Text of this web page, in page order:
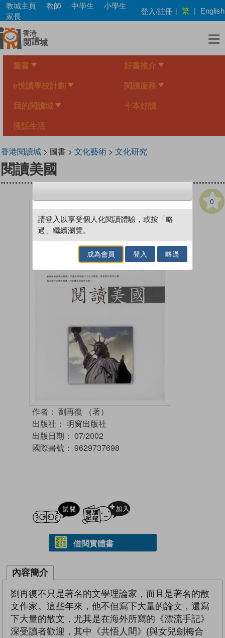
Skip
main
content
教城主頁 教師 中學生
小學生
家長
登入/註冊 | 繁 | English
圖書 好書推介
e悅讀學校計劃 閱讀服務
我的閱讀城 十本好讀
漫話生活
香港閱讀城> 圖書 > 文化藝術> 文化研究
閱讀美國
0
作者： 劉再復 （著）
出版社： 明窗出版社
出版日期： 07/2002
國際書號： 9629737698
試閲
借閱實體書
內容簡介
劉再復不只是著名的文學理論家，而且是著名的散
文作家。這些年來，他不但寫下大量的論文，還寫
下大量的散文，尤其是在海外所寫的《漂流手記》
深受讀者歡迎，其中《共悟人間》(與女兒劍梅合
請登入以享受個人化閱讀體驗，或按「略
過」繼續瀏覽。
成為會員 登入 略過